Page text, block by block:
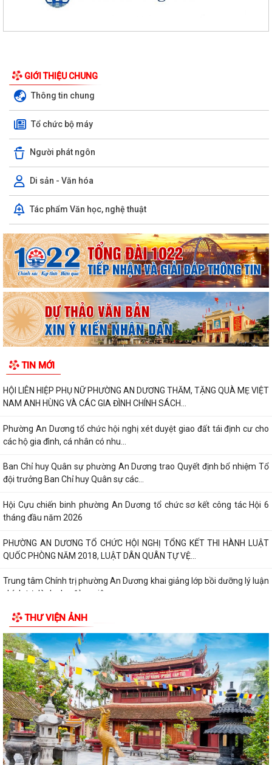
GIỚI THIỆU CHUNG
Thông tin chung
Tổ chức bộ máy
Người phát ngôn
Di sản - Văn hóa
Tác phẩm Văn học, nghệ thuật
TIN MỚI
Phường An Dương tổ chức bồi dưỡng, tập huấn lý luận chính trị hè
PHƯỜNG AN DƯƠNG KHÁNH THÀNH NHÀ ĐẠI ĐOÀN KẾT TẠI TỔ DÂN
PHỐ NAM HÀ
ỦY BAN MTTQ VIỆT NAM PHƯỜNG AN DƯƠNG TỔ CHỨC HỘI NGHỊ LẦN
THỨ 4, NHIỆM KỲ 2025 – 2030
Đoàn lãnh đạo phường An Dương thăm, tặng quà người có công và gia
đình chính sách nhân kỷ niệm 79...
CHỨC HỘI NGHỊ GIAO BAN CÔNG TÁC MẶT TRẬN ĐÁNH...
THÔNG BÁO VỀ VIỆC KÊ KHAI, ĐỐI CHIẾU CƠ SỞ DỮ LIỆU ĐẤT ĐAI
TRÊN ĐỊA BÀN PHƯỜNG AN DƯƠNG
THÔNG BÁO CÔNG KHAI ĐƯỜNG DÂY NÓNG TIẾP NHẬN PHẢN ÁNH, TỐ
GIÁC HÀNH VI KINH DOANH HÀNG GIẢ, HÀNG...
PHƯỜNG AN DƯƠNG THÔNG BÁO CÔNG KHAI SỐ ĐIỆN THOẠI ĐƯỜNG
DÂY NÓNG VÀ TRANG FACEBOOK TIẾP NHẬN THÔNG...
VIỆC GIAO ĐẤT Ở TÁI ĐỊNH CƯ
HỘI LIÊN HIỆP PHỤ NỮ PHƯỜNG AN DƯƠNG THĂM, TẶNG QUÀ MẸ VIỆT
NAM ANH HÙNG VÀ CÁC GIA ĐÌNH CHÍNH SÁCH...
Phường An Dương tổ chức hội nghị xét duyệt giao đất tái định cư cho
các hộ gia đình, cá nhân có nhu...
Ban Chỉ huy Quân sự phường An Dương trao Quyết định bổ nhiệm Tổ
đội trưởng Ban Chỉ huy Quân sự các...
Hội Cựu chiến binh phường An Dương tổ chức sơ kết công tác Hội 6
tháng đầu năm 2026
PHƯỜNG AN DƯƠNG TỔ CHỨC HỘI NGHỊ TỔNG KẾT THI HÀNH LUẬT
QUỐC PHÒNG NĂM 2018, LUẬT DÂN QUÂN TỰ VỆ...
Trung tâm Chính trị phường An Dương khai giảng lớp bồi dưỡng lý luận
chính trị dành cho đảng viên...
HỘI ĐỒNG NHÂN DÂN PHƯỜNG AN DƯƠNG TỔ CHỨC HỘI NGHỊ TIẾP
XÚC CỬ TRI TRƯỚC KỲ HỌP THƯỜNG LỆ GIỮA NĂM...
HỘI NGHỊ GIAO BAN GIỮA LÃNH ĐẠO ỦY BAN NHÂN DÂN PHƯỜNG VỚI
CÁC TỔ TRƯỞNG TỔ DÂN PHỐ TRÊN ĐỊA BÀN
PHƯỜNG AN DƯƠNG CÔNG BỐ CÁC QUYẾT ĐỊNH VỀ TỔ CHỨC, CÁN
BỘ MẶT TRẬN VÀ CÁC ĐOÀN THỂ TẠI CÁC TỔ DÂN...
THƯ NGỎ VẬN ĐỘNG ỦNG HỘ QUỸ "ĐỀN ƠN ĐÁP NGHĨA" PHƯỜNG AN
DƯƠNG NĂM 2026
THƯ VIỆN ẢNH